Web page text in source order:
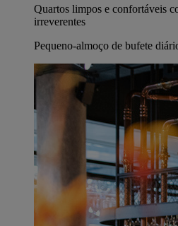
Quartos limpos e confortáveis
irreverentes
Pequeno-almoço de bufete